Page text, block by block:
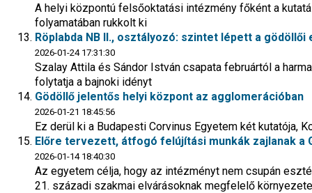
A helyi központú felsőoktatási intézmény főként a
folyamatában rukkolt ki
Röplabda NB II., osztályozó: szintet lépett a
2026-01-24 17:31:30
Szalay Attila és Sándor István csapata februártól a
folytatja a bajnoki idényt
Gödöllő jelentős helyi központ az agglomerációban
2026-01-21 18:45:56
Ez derül ki a Budapesti Corvinus Egyetem két kutatója,
Előre tervezett, átfogó felújítási munkák zajlanak a
2026-01-14 18:40:30
Az egyetem célja, hogy az intézményt nem csupán
21. századi szakmai elvárásoknak megfelelő